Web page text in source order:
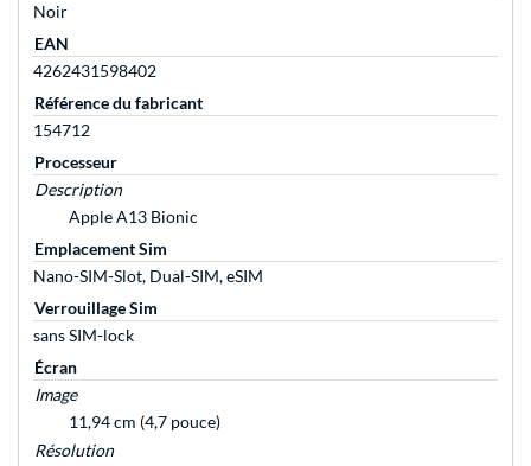
Noir
EAN
4262431598402
Référence du fabricant
154712
Processeur
Description
Apple A13 Bionic
Emplacement Sim
Nano-SIM-Slot, Dual-SIM, eSIM
Verrouillage Sim
sans SIM-lock
Écran
Image
11,94 cm (4,7 pouce)
Résolution